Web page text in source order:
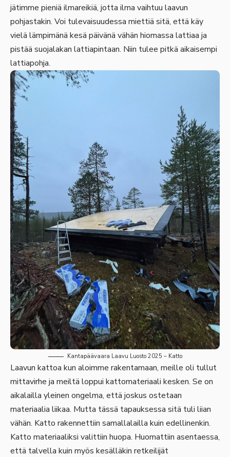
jätimme pieniä ilmareikiä, jotta ilma vaihtuu laavun
pohjastakin. Voi tulevaisuudessa miettiä sitä, että käy
vielä lämpimänä kesä päivänä vähän hiomassa lattiaa ja
pistää suojalakan lattiapintaan. Niin tulee pitkä aikaisempi
lattiapohja.
Kantapäävaara Laavu Luosto 2025 – Katto
Laavun kattoa kun aloimme rakentamaan, meille oli tullut
mittavirhe ja meiltä loppui kattomateriaali kesken. Se on
aikalailla yleinen ongelma, että joskus ostetaan
materiaalia liikaa. Mutta tässä tapauksessa sitä tuli liian
vähän. Katto rakennettiin samallalailla kuin edellinenkin.
Katto materiaaliksi valittiin huopa. Huomattiin asentaessa,
että talvella kuin myös kesälläkin retkeilijät